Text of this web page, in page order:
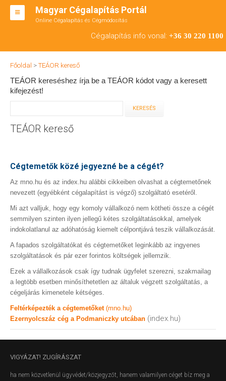
Magyar Cégalapítás Portál
Online Cégalapítás és Cégmódosítás
Cégalapítás info vonal: +36 30 220 1100
BT ALAPÍTÁS
CÉGMÓDOSÍTÁS
TEÁOR SZÁMOK '08
IRODÁK
Főoldal >TEÁOR kereső
TEÁOR kereséshez írja be a TEÁOR kódot vagy a keresett
kifejezést!
TEÁOR kereső
Cégtemetők közé jegyezné be a cégét?
Az mno.hu és az index.hu alábbi cikkeiben olvashat a cégtemetőnek
nevezett (egyébként cégalapítást is végző) szolgáltató esetéről.
Mi azt valljuk, hogy egy komoly vállalkozó nem kötheti össze a cégét
semmilyen szinten ilyen jellegű kétes szolgáltatásokkal, amelyek
indokolatlanul az adóhatóság kiemelt célpontjává teszik vállalkozását.
A fapados szolgáltatókat és cégtemetőket leginkább az ingyenes
szolgáltatások és pár ezer forintos költségek jellemzik.
Ezek a vállalkozások csak így tudnak ügyfelet szerezni, szakmailag
a legtöbb esetben minősíthetetlen az általuk végzett szolgáltatás, a
cégeljárás kimenetele kétséges.
Feltérképezték a cégtemetőket (mno.hu)
Ezernyolcszáz cég a Podmaniczky utcában (index.hu)
VIGYÁZAT! ZUGÍRÁSZAT
ha nem közvetlenül ügyvédet/közjegyzőt, hanem valamilyen céget bíz meg a